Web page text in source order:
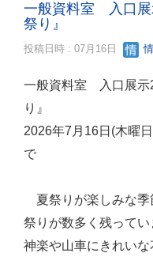
一般資料室 入口
祭り』
投稿日時 : 07月16日
一般資料室 入口展
り』
2026年7月16日(木曜
で
夏祭りが楽しみな季
祭りが数多く残ってい
神楽や山車にきれい